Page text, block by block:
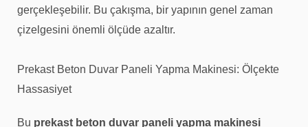
gerçekleşebilir. Bu çakışma, bir yapının genel zaman
çizelgesini önemli ölçüde azaltır.
Prekast Beton Duvar Paneli Yapma Makinesi: Ölçekte
Hassasiyet
Bu prekast beton duvar paneli yapma makinesi